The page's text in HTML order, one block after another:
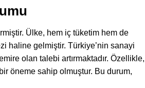
Ülke, hem iç tüketim hem de
haline gelmiştir. Türkiye’nin sanayi
olan talebi artırmaktadır. Özellikle,
öneme sahip olmuştur. Bu durum,